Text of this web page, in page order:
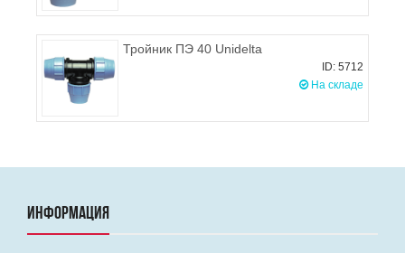
Тройник ПЭ 40 Unidelta
ID: 5712
На складе
ИНФОРМАЦИЯ